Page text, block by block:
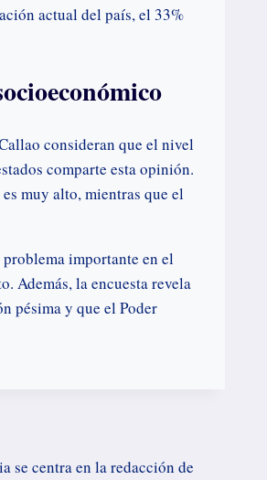
actual del país, el 33%
consideran que el nivel
comparte esta opinión.
muy alto, mientras que el
importante en el
Además, la encuesta revela
pésima y que el Poder
se centra en la redacción de